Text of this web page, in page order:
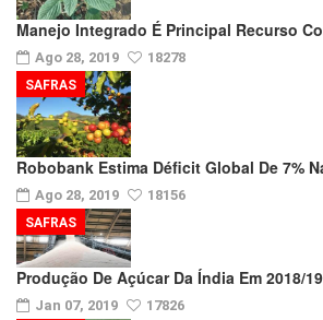
Manejo Integrado É Principal Recurso
Ago 28, 2019 18278
Robobank Estima Déficit Global De 7%
Ago 28, 2019 18156
SAFRAS
Produção De Açúcar Da Índia Em 2018/
Jan 07, 2019 17826
SAFRAS